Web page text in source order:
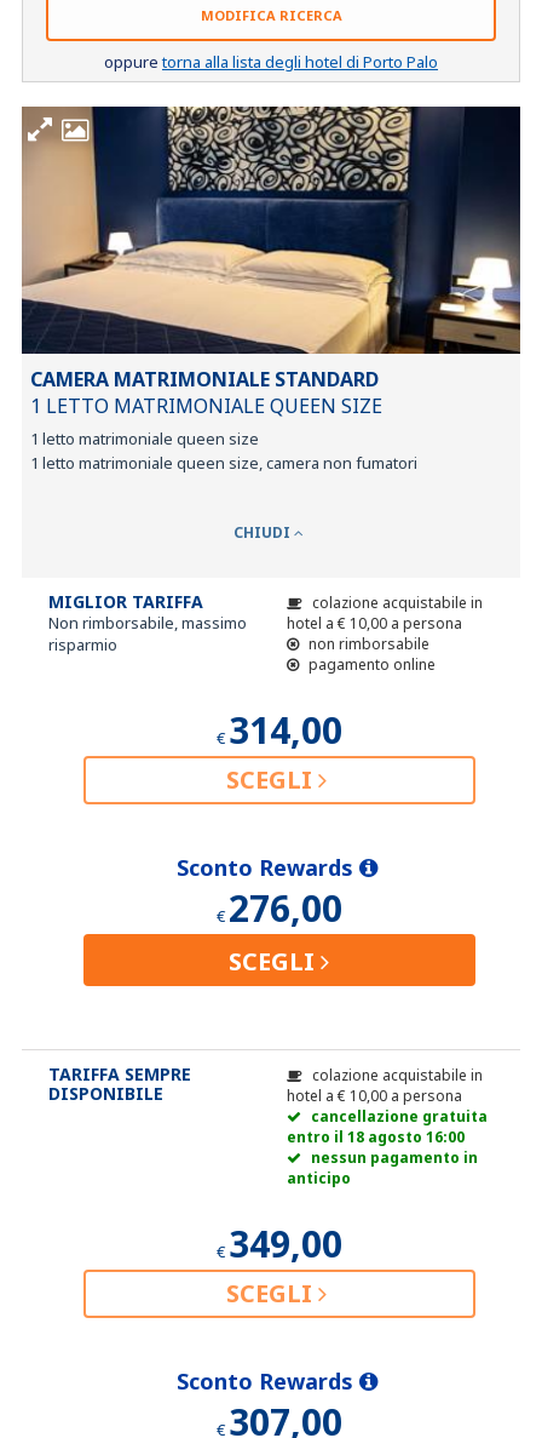
MODIFICA RICERCA
oppuretorna alla lista degli hotel di Porto Palo
CAMERA MATRIMONIALE STANDARD
1 LETTO MATRIMONIALE QUEEN SIZE
1 letto matrimoniale queen size
1 letto matrimoniale queen size, camera non fumatori
CHIUDI
MIGLIOR TARIFFA
Non rimborsabile, massimo
risparmio
colazione acquistabile in
hotel a€ 10,00 a persona
non rimborsabile
pagamento online
€ 314,00
SCEGLI
Sconto Rewards
€ 276,00
SCEGLI
TARIFFA SEMPRE
DISPONIBILE
colazione acquistabile in
hotel a€ 10,00 a persona
cancellazione gratuita
entro il 18 agosto 16:00
nessun pagamento in
anticipo
€ 349,00
SCEGLI
Sconto Rewards
€ 307,00